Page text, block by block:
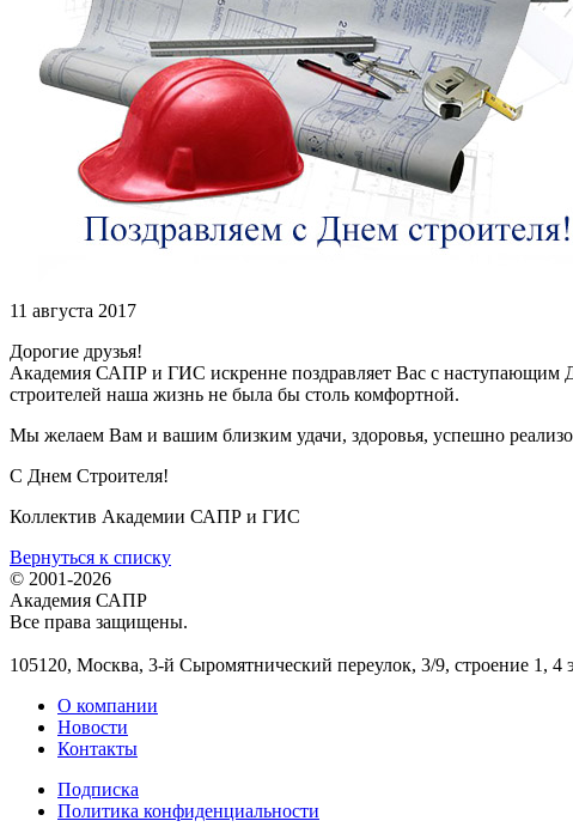
11 августа 2017
Дорогие друзья!
Академия САПР и ГИС искренне поздравляет Вас с наступающим
строителей наша жизнь не была бы столь комфортной.
Мы желаем Вам и вашим близким удачи, здоровья, успешно
С Днем Строителя!
Коллектив Академии САПР и ГИС
Вернуться к списку
© 2001-2026
Академия САПР
Все права защищены.
105120, Москва, 3-й Сыромятнический переулок, 3/9, строение 1, 4
О компании
Новости
Контакты
Подписка
Политика конфиденциальности